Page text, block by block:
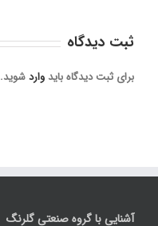
ثبت ديدگاه
برای ثبت دیدگاه باید واردشوید.
آشنایی با گروه صنعتی گلرنگ